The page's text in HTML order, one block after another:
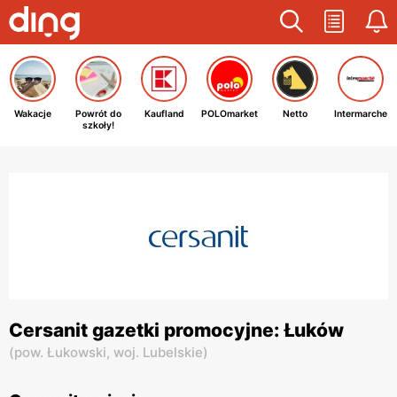
Wakacje
Powrót do
szkoły!
Kaufland POLOmarket Netto Intermarche
Cersanit gazetki promocyjne: Łuków
(pow. Łukowski, woj. Lubelskie)